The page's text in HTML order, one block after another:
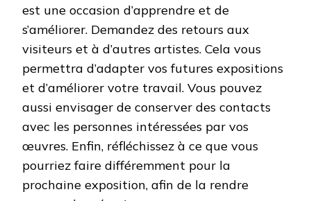
est une occasion d’apprendre et de
s’améliorer. Demandez des retours aux
visiteurs et à d’autres artistes. Cela vous
permettra d’adapter vos futures expositions
et d’améliorer votre travail. Vous pouvez
aussi envisager de conserver des contacts
avec les personnes intéressées par vos
œuvres. Enfin, réfléchissez à ce que vous
pourriez faire différemment pour la
prochaine exposition, afin de la rendre